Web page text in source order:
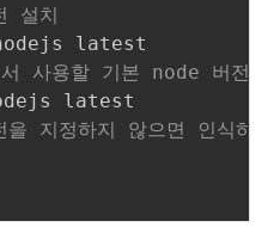
설치
사용할 기본 node 버전
지정하지 않으면 인식하